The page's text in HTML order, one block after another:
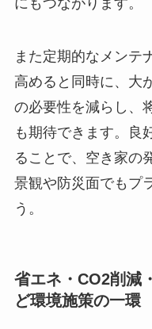
また定期的なメンテ
高めると同時に、大
の必要性を減らし、
も期待できます。良
ることで、空き家の
景観や防災面でもプ
う。
省エネ・CO2削減
ど環境施策の一環